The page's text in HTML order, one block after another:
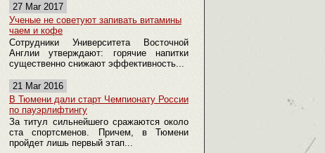
27 Mar 2017
Ученые не советуют запивать витамины
чаем и кофе
Сотрудники Университета Восточной
Англии утверждают: горячие напитки
существенно снижают эффективность...
21 Mar 2016
В Тюмени дали старт Чемпионату России
по пауэрлифтингу
За титул сильнейшего сражаются около
ста спортсменов. Причем, в Тюмени
пройдет лишь первый этап...